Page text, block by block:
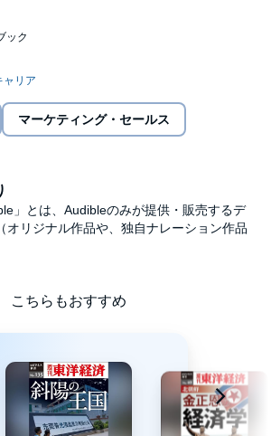
をめぐる動きは、さながらゴールドラッ
グ企業を中心に構成される日本プロジェ
年に「日本のＥＥＺ内のメタンハイドレ
、海底熱水鉱床は８０兆円の経済価値があ
じき出し、世の中を刺激した。
』2014年6月21日号第２特集の10ページ
たものです。
Audible, Inc.
マーケティング・セールス
」とは、Audibleのみが提供・販売するデ
オリジナル作品や、独自ナレーション作品
こちらもおすすめ